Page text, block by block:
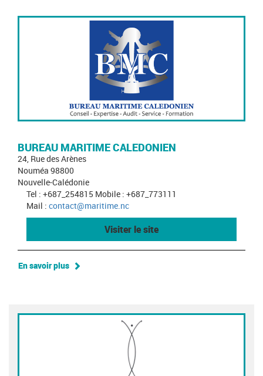
BUREAU MARITIME CALEDONIEN
24, Rue des Arènes
Nouméa 98800
Nouvelle-Calédonie
Tel : +687_254815 Mobile : +687_773111
Mail : contact@maritime.nc
Visiter le site
En savoir plus